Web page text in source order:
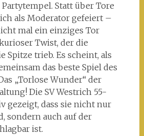
Statt über Tore
als Moderator gefeiert –
mal ein einziges Tor
Twist, der die
Spitze trieb. Es scheint, als
das beste Spiel des
„Torlose Wunder“ der
Die SV Westrich 55-
gezeigt, dass sie nicht nur
sondern auch auf der
ist.